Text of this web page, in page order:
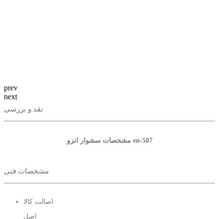
prev
next
نقد و بررسی
مشخصات سشوار انزو en-507
مشخصات فنی
اصالت کالا
اصل